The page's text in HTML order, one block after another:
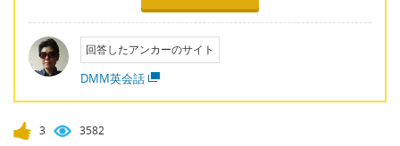
回答したアンカーのサイト
DMM英会話
3 3582